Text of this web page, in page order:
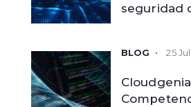
seguridad
25